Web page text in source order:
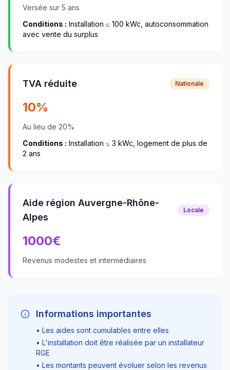
Versée sur 5 ans
Conditions : Installation ≤ 100 kWc, autoconsommation
avec vente du surplus
TVA réduite Nationale
10%
Au lieu de 20%
Conditions : Installation ≤ 3 kWc, logement de plus de
2 ans
Aide région Auvergne-Rhône-
Alpes
Locale
1000€
Revenus modestes et intermédiaires
Informations importantes
• Les aides sont cumulables entre elles
• L'installation doit être réalisée par un installateur
RGE
• Les montants peuvent évoluer selon les revenus